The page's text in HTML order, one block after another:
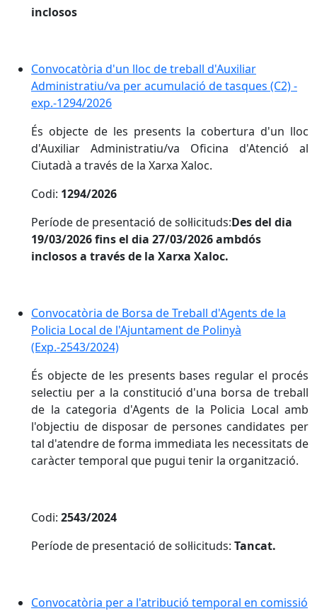
inclosos
Convocatòria d'un lloc de treball d'Auxiliar
Administratiu/va per acumulació de tasques (C2) -
exp.-1294/2026
És objecte de les presents la cobertura d'un lloc
d'Auxiliar Administratiu/va Oficina d'Atenció al
Ciutadà a través de la Xarxa Xaloc.
Codi: 1294/2026
Període de presentació de sol·licituds:Des del dia
19/03/2026 fins el dia 27/03/2026 ambdós
inclosos a través de la Xarxa Xaloc.
Convocatòria de Borsa de Treball d'Agents de la
Policia Local de l'Ajuntament de Polinyà
(Exp.-2543/2024)
És objecte de les presents bases regular el procés
selectiu per a la constitució d'una borsa de treball
de la categoria d'Agents de la Policia Local amb
l'objectiu de disposar de persones candidates per
tal d'atendre de forma immediata les necessitats de
caràcter temporal que pugui tenir la organització.
Codi: 2543/2024
Període de presentació de sol·licituds: Tancat.
Convocatòria per a l'atribució temporal en comissió